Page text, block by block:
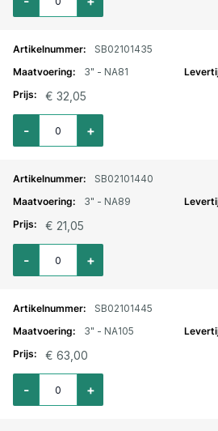
SB02101435
3" - NA81
€ 32,05
Aantal voor Storz lm. aansluitstuk
+
-
SB02101440
3" - NA89
€ 21,05
Aantal voor Storz lm. aansluitstuk
+
-
SB02101445
3" - NA105
€ 63,00
Aantal voor Storz lm. aansluitstuk
+
-